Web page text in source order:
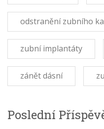
odstranění zubního
zubní implantáty
zánět dásní
Poslední